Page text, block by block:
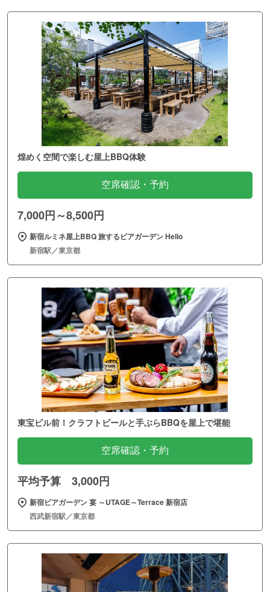
煌めく空間で楽しむ屋上BBQ体験
空席確認・予約
7,000円～8,500円
新宿ルミネ屋上BBQ 旅するビアガーデン Hello
新宿駅／東京都
東宝ビル前！クラフトビールと手ぶらBBQを屋上で堪能
空席確認・予約
平均予算 3,000円
新宿ビアガーデン 宴 ～UTAGE～Terrace 新宿店
西武新宿駅／東京都